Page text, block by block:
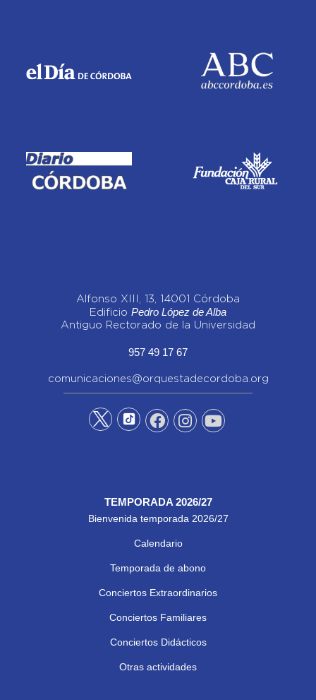
Alfonso XIII, 13, 14001 Córdoba
Edificio Pedro López de Alba
Antiguo Rectorado de la Universidad
957 49 17 67
comunicaciones@orquestadecordoba.org
TEMPORADA 2026/27
Bienvenida temporada 2026/27
Calendario
Temporada de abono
Conciertos Extraordinarios
Conciertos Familiares
Conciertos Didácticos
Otras actividades